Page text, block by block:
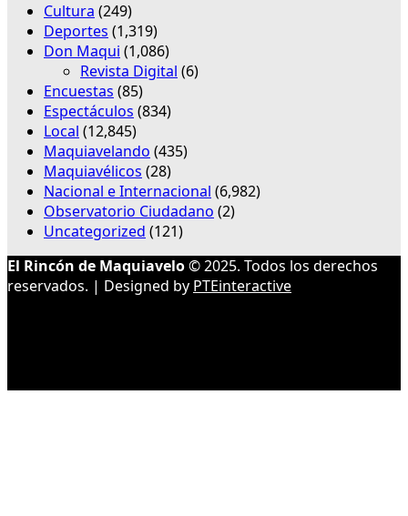
Cultura (249)
Deportes (1,319)
Don Maqui (1,086)
Revista Digital (6)
Encuestas (85)
Espectáculos (834)
Local (12,845)
Maquiavelando (435)
Maquiavélicos (28)
Nacional e Internacional (6,982)
Observatorio Ciudadano (2)
Uncategorized (121)
El Rincón de Maquiavelo© 2025. Todos los derechos
reservados. | Designed by PTEinteractive